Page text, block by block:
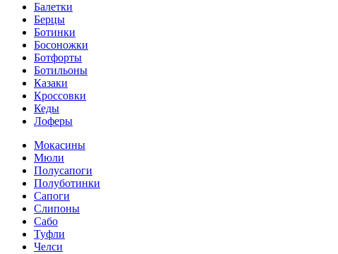
Балетки
Берцы
Ботинки
Босоножки
Ботфорты
Ботильоны
Казаки
Кроссовки
Кеды
Лоферы
Мокасины
Мюли
Полусапоги
Полуботинки
Сапоги
Слипоны
Сабо
Туфли
Челси